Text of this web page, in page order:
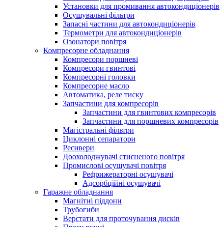
Установки для промивання автокондиціонерів
Осушувальні фільтри
Запасні частини для автокондиціонерів
Термометри для автокондиціонерів
Озонатори повітря
Компресорне обладнання
Компресори поршневі
Компресори гвинтові
Компресорні головки
Компресорне масло
Автоматика, реле тиску
Запчастини для компресорів
Запчастини для гвинтових компресорів
Запчастини для поршневих компресорів
Магістральні фільтри
Циклонні сепаратори
Ресивери
Доохолоджувачі стисненого повітря
Промислові осушувачі повітря
Рефрижераторні осушувачі
Адсорбційні осушувачі
Гаражне обладнання
Магнітні піддони
Трубогиби
Верстати для проточування дисків